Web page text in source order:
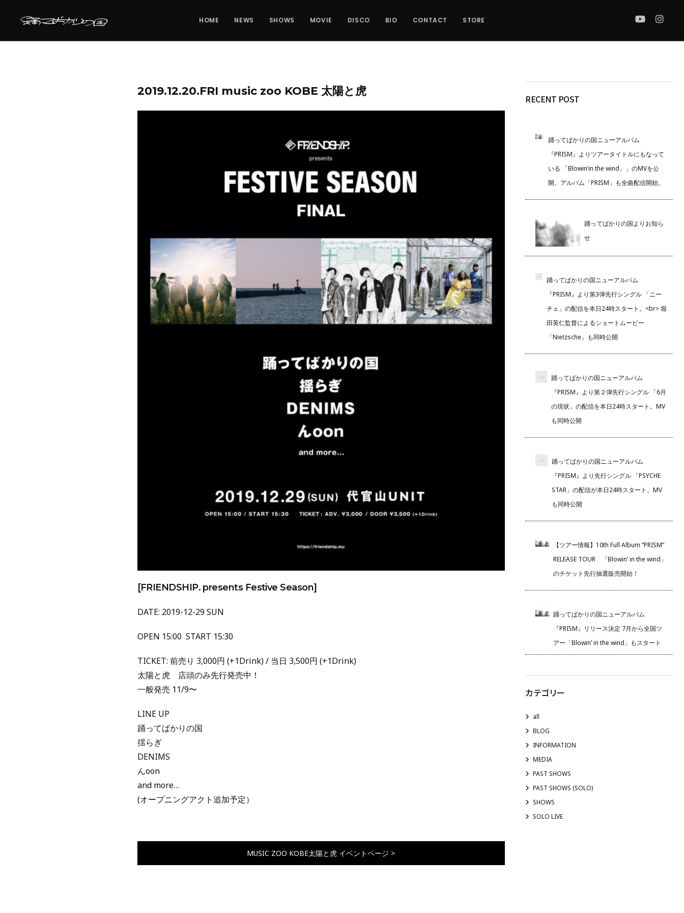
HOME NEWS SHOWS MOVIE DISCO BIO CONTACT STORE
2019.12.20.FRI music zoo KOBE 太陽と虎
[FRIENDSHIP. presents Festive Season]
DATE: 2019-12-29 SUN
OPEN 15:00 START 15:30
TICKET: 前売り 3,000円 (+1Drink) / 当日 3,500円 (+1Drink)
太陽と虎 店頭のみ先行発売中！
一般発売 11/9〜
LINE UP
踊ってばかりの国
揺らぎ
DENIMS
んoon
and more…
(オープニングアクト追加予定）
MUSIC ZOO KOBE太陽と虎 イベントページ >
RECENT POST
踊ってばかりの国ニューアルバム
『PRISM』よりツアータイトルにもなって
いる 「Blowin’in the wind」」のMVを公
開。アルバム「PRISM」も全曲配信開始。
踊ってばかりの国よりお知ら
せ
踊ってばかりの国ニューアルバム
『PRISM』より第3弾先行シングル 「ニー
チェ」の配信を本日24時スタート。<br> 堀
田英仁監督によるショートムービー
「Nietzsche」も同時公開
踊ってばかりの国ニューアルバム
『PRISM』より第２弾先行シングル 「6月
の現状」の配信を本日24時スタート。MV
も同時公開
踊ってばかりの国ニューアルバム
『PRISM』より先行シングル 「PSYCHE
STAR」の配信が本日24時スタート。MV
も同時公開
【ツアー情報】10th Full Album “PRISM”
RELEASE TOUR 「Blowin’ in the wind」
のチケット先行抽選販売開始！
踊ってばかりの国ニューアルバム
『PRISM』リリース決定 7月から全国ツ
アー「Blowin’ in the wind」もスタート
カテゴリー
all
BLOG
INFORMATION
MEDIA
PAST SHOWS
PAST SHOWS (SOLO)
SHOWS
SOLO LIVE